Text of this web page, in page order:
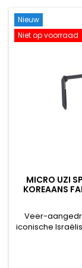
Nieuw
Niet op voorraad
MICRO UZI
KOREAANS
Veer-
iconische
Korea
vouwkolf,
metalen